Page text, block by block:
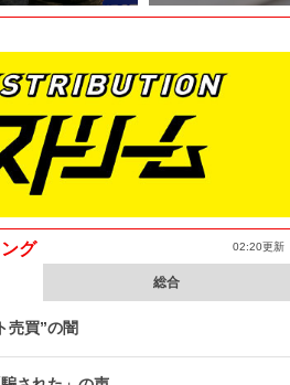
グ 02:20更新
総合
売買”の闇